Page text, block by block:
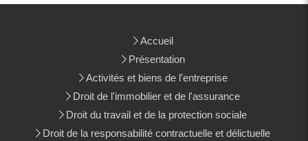
Accueil
Présentation
Activités et biens de l'entreprise
Droit de l'immobilier et de l'assurance
Droit du travail et de la protection sociale
Droit de la responsabilité contractuelle et délictuelle